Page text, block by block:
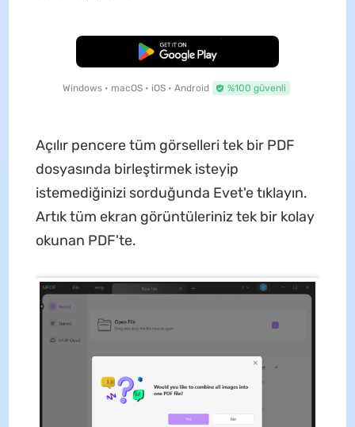
Ücretsiz İndirme
Windows • macOS • iOS • Android %100 güvenli
Açılır pencere tüm görselleri tek bir PDF
dosyasında birleştirmek isteyip
istemediğinizi sorduğunda Evet'e tıklayın.
Artık tüm ekran görüntüleriniz tek bir kolay
okunan PDF'te.